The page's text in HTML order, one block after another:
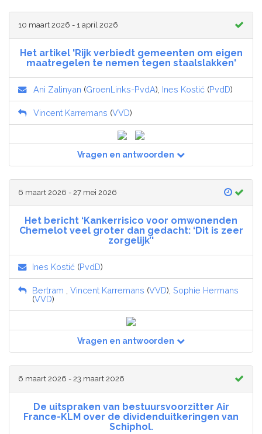
10 maart 2026 - 1 april 2026
Het artikel 'Rijk verbiedt gemeenten om eigen
maatregelen te nemen tegen staalslakken'
Ani Zalinyan (GroenLinks-PvdA), Ines Kostić (PvdD)
Vincent Karremans (VVD)
Vragen en antwoorden
6 maart 2026 - 27 mei 2026
Het bericht ‘Kankerrisico voor omwonenden
Chemelot veel groter dan gedacht: ‘Dit is zeer
zorgelijk’'
Ines Kostić (PvdD)
Bertram Vincent Karremans (VVD), Sophie Hermans
(VVD)
Vragen en antwoorden
6 maart 2026 - 23 maart 2026
De uitspraken van bestuursvoorzitter Air
France-KLM over de dividenduitkeringen van
Schiphol.